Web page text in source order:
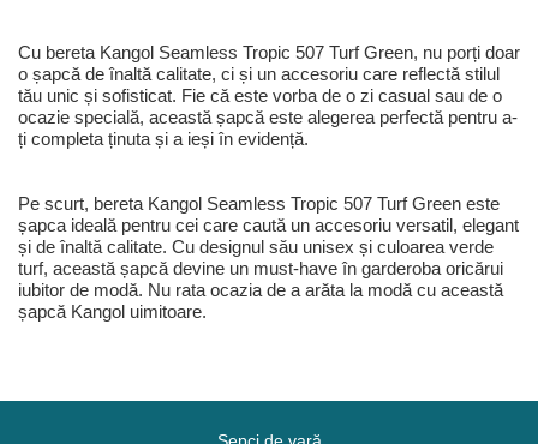
Cu bereta Kangol Seamless Tropic 507 Turf Green, nu porți doar
o șapcă de înaltă calitate, ci și un accesoriu care reflectă stilul
tău unic și sofisticat. Fie că este vorba de o zi casual sau de o
ocazie specială, această șapcă este alegerea perfectă pentru a-
ți completa ținuta și a ieși în evidență.
Pe scurt, bereta Kangol Seamless Tropic 507 Turf Green este
șapca ideală pentru cei care caută un accesoriu versatil, elegant
și de înaltă calitate. Cu designul său unisex și culoarea verde
turf, această șapcă devine un must-have în garderoba oricărui
iubitor de modă. Nu rata ocazia de a arăta la modă cu această
șapcă Kangol uimitoare.